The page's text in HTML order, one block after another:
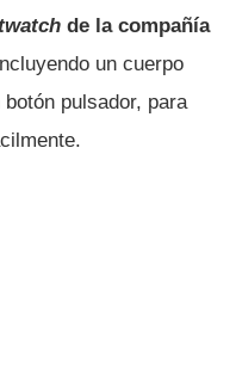
de la compañía
un cuerpo
pulsador, para